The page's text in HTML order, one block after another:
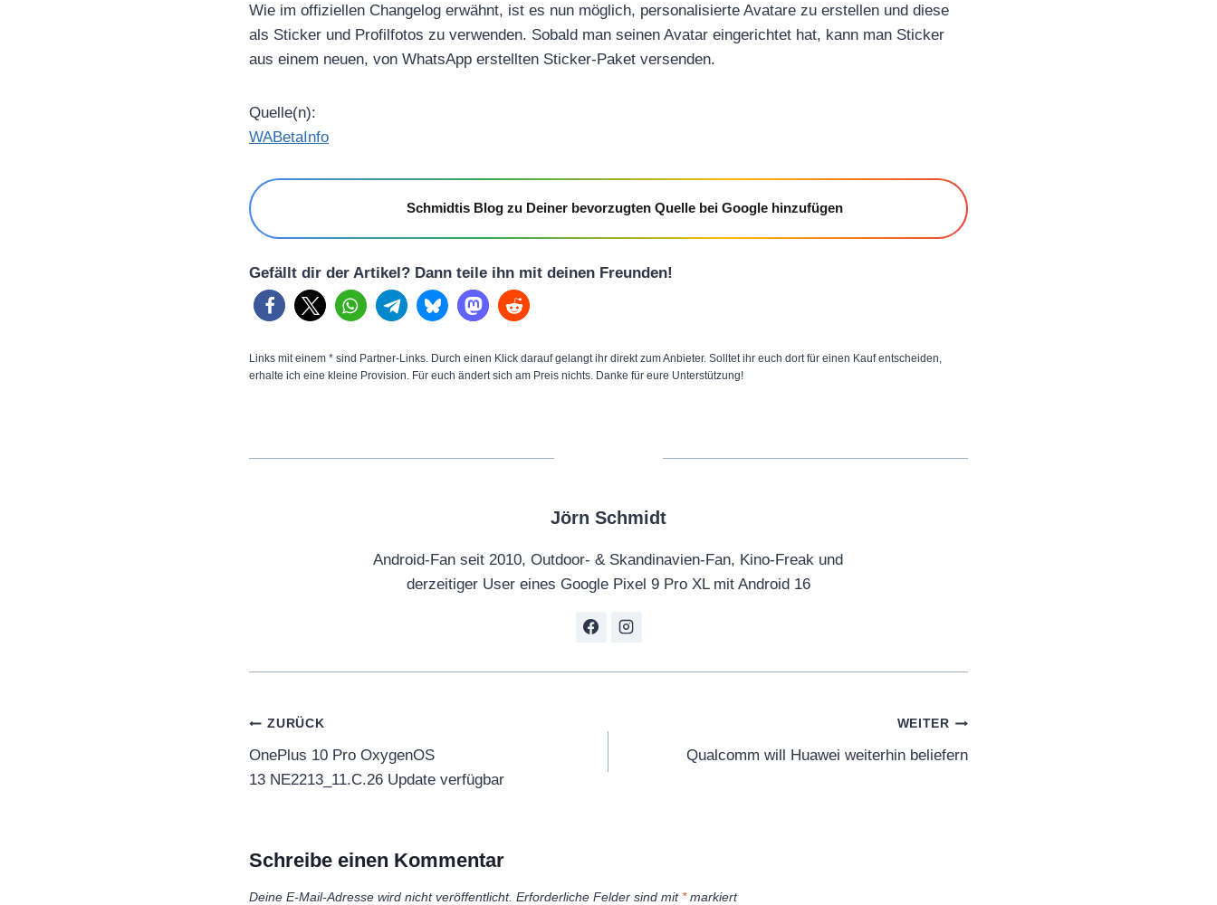
Wie im offiziellen Changelog erwähnt, ist es nun möglich, personalisierte Avatare zu erstellen und diese
als Sticker und Profilfotos zu verwenden. Sobald man seinen Avatar eingerichtet hat, kann man Sticker
aus einem neuen, von WhatsApp erstellten Sticker-Paket versenden.
Quelle(n):
WABetaInfo
Schmidtis Blog zu Deiner bevorzugten Quelle bei Google hinzufügen
Gefällt dir der Artikel? Dann teile ihn mit deinen Freunden!
Links mit einem * sind Partner-Links. Durch einen Klick darauf gelangt ihr direkt zum Anbieter. Solltet ihr euch dort für einen Kauf entscheiden,
erhalte ich eine kleine Provision. Für euch ändert sich am Preis nichts. Danke für eure Unterstützung!
Jörn Schmidt
Android-Fan seit 2010, Outdoor- & Skandinavien-Fan, Kino-Freak und
derzeitiger User eines Google Pixel 9 Pro XL mit Android 16
Beitragsnavigation
ZURÜCK
OnePlus 10 Pro OxygenOS
13 NE2213_11.C.26 Update verfügbar
WEITER
Qualcomm will Huawei weiterhin beliefern
Schreibe einen Kommentar
Deine E-Mail-Adresse wird nicht veröffentlicht. Erforderliche Felder sind mit *markiert